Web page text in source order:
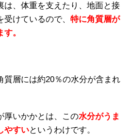
は、体重を支えたり、地面と接
けているので、 特に角質層が
。
質層には約20％の水分が含まれ
厚いかかとは、この水分がうま
やすいというわけです。